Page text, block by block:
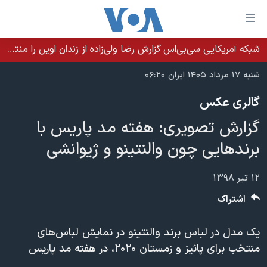
لینکهای
قابل
دسترسی
جهش
محتوای
اصلی
جهش
به
اصلی
جهش
جستجو
خانه
نسخه سبک وب‌سایت
موضوع ها
ایران
آمریکا
ویژه برنامه‌ها
ویدیوها
برنامه های تلویزیونی
جدول برنامه ها
صفحه‌های ویژه
۲۵۰سالگی آمریکا
بایگانی برنامه‌های تلویزیونی
فرکانس‌های صدای آمریکا
یادگیری زبان انگلیسی
شبکه آمریکایی سی‌بی‌‌اس گزارش رضا ولی‌زاده از زندان اوین را منتشر کرد؛ کامران حکمتی پیش از آغاز شیمی‌درمانی به زندان بازگردانده شد
شنبه ۱۷ مرداد ۱۴۰۵ ایران ۰۶:۲۰
گالری عکس
گزارش تصویری: هفته مد پاریس با
برندهایی چون والنتینو و ژیوانشی
۱۲ تیر ۱۳۹۸
یک مدل در لباس برند والنتینو در نمایش لباس‌های
منتخب برای پائیز و زمستان ۲۰۲۰، در هفته مد پاریس
اشتراک